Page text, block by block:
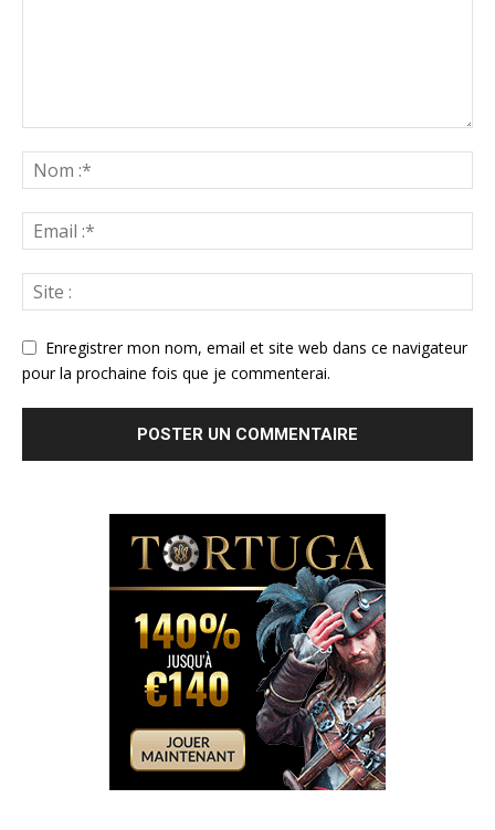
Enregistrer mon nom, email et site web dans ce navigateur
pour la prochaine fois que je commenterai.